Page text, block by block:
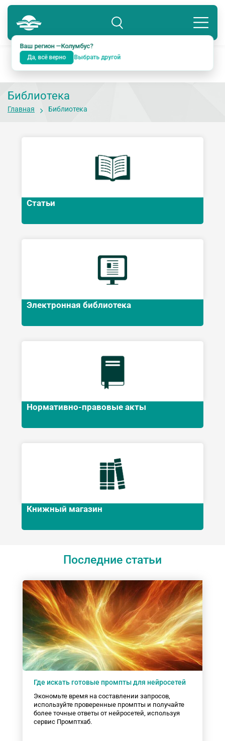
Колумбус
Подразделение: Екатеринбург
Ваш регион —Колумбус?
Да, всё верно Выбрать другой
8 800 234-18-38
Библиотека
Главная Библиотека
Статьи
Электронная библиотека
Нормативно-правовые акты
Книжный магазин
Последние статьи
Где искать готовые промпты для нейросетей
Экономьте время на составлении запросов,
используйте проверенные промпты и получайте
более точные ответы от нейросетей, используя
сервис Промптхаб.